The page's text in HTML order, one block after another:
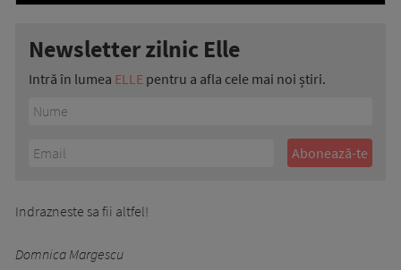
Newsletter zilnic Elle
Intră în lumea ELLE pentru a afla cele mai noi știri.
Indrazneste sa fii altfel!
Domnica Margescu